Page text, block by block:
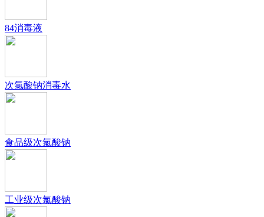
84消毒液
次氯酸钠消毒水
食品级次氯酸钠
工业级次氯酸钠